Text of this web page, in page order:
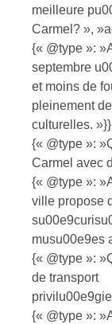
meilleure
Carmel? »,
{« @type »:
septembre
et moins de
pleinement
culturelles.
{« @type »:
Carmel avec
{« @type »:
ville propose
musu00e9es
{« @type »:
de transport
{« @type »: